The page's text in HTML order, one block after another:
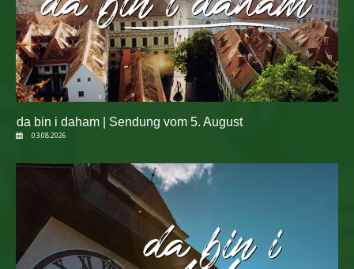
da bin i daham | Sendung vom 5. August
03.08.2026